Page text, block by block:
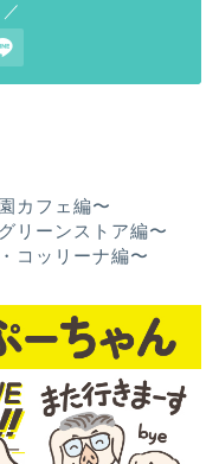
カフェ編〜
リーンストア編〜
コッリーナ編〜
ホーム